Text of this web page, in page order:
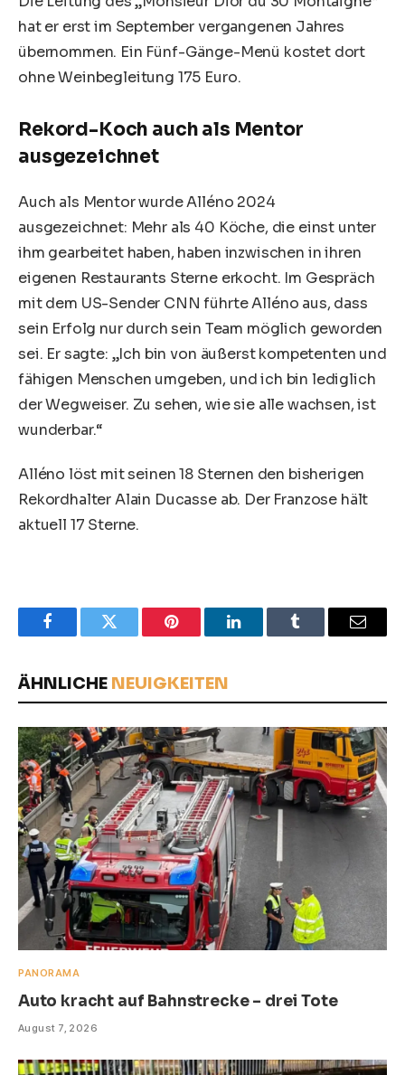
hat er erst im September vergangenen Jahres
übernommen. Ein Fünf-Gänge-Menü kostet dort
ohne Weinbegleitung 175 Euro.
Rekord-Koch auch als Mentor
ausgezeichnet
Auch als Mentor wurde Alléno 2024
ausgezeichnet: Mehr als 40 Köche, die einst unter
ihm gearbeitet haben, haben inzwischen in ihren
eigenen Restaurants Sterne erkocht. Im Gespräch
mit dem US-Sender CNN führte Alléno aus, dass
sein Erfolg nur durch sein Team möglich geworden
sei. Er sagte: „Ich bin von äußerst kompetenten und
fähigen Menschen umgeben, und ich bin lediglich
der Wegweiser. Zu sehen, wie sie alle wachsen, ist
wunderbar.“
Alléno löst mit seinen 18 Sternen den bisherigen
Rekordhalter Alain Ducasse ab. Der Franzose hält
aktuell 17 Sterne.
FacebookTwitter Pinterest LinkedInTumblr Email
ÄHNLICHE NEUIGKEITEN
PANORAMA
Auto kracht auf Bahnstrecke – drei Tote
August 7, 2026